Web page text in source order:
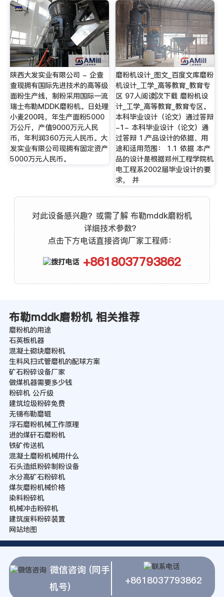
陕西大发实业有限公司 - 企查
查现拥有国际先进技术的高等级
面粉生产线，制粉采用国际一流
瑞士布勒MDDK磨粉机。日处理
小麦200吨，年生产面粉5000
万公斤，产值9000万元人民
币，年利润360万元人民币。大
发实业有限公司现拥有固定资产
5000万元人民币。
磨粉机设计_图文_百度文库磨粉
机设计_工学_高等教育_教育专
区 97人阅读|次下载 磨粉机设
计_工学_高等教育_教育专区。
本科毕业设计（论文）通过答辩
-1- 本科毕业设计（论文）通
过答辩 1.产品设计的依据、用
途和适用范围： 1.1 依据 本产
品的设计是根据郑州工程学院机
电工程系2002届毕业设计的要
求， 并
对此设备感兴趣？或需了解 布勒mddk磨粉机
详细技术参数？
点击下方电话直接咨询厂家工程师：
+8618037793862
布勒mddk磨粉机 相关推荐
磨粉机的用途
石英板机器
混凝土砌块磨粉机
生料风扫式管磨机的配球方案
矿石粉碎设备厂家
做煤机器需要多少钱
粉碎机 公斤级
建筑垃圾粉碎免费
无锡布勒磨辊
浮石磨粉机械工作原理
进的煤矸石磨粉机
铁矿传送机
混凝土磨粉机械用什么
石头造纸粉碎制粉设备
水分高矿石粉碎机
煤灰磨粉机械价格
染料粉碎机
机械冲击粉碎机
建筑废料粉碎装置
网站地图
微信咨询 (同手
机号)
+8618037793862